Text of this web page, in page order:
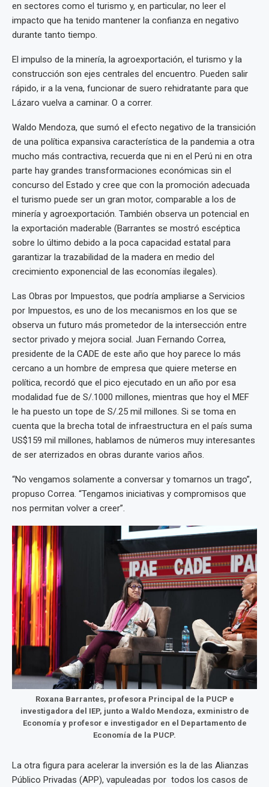
en sectores como el turismo y, en particular, no leer el
impacto que ha tenido mantener la confianza en negativo
durante tanto tiempo.
El impulso de la minería, la agroexportación, el turismo y la
construcción son ejes centrales del encuentro. Pueden salir
rápido, ir a la vena, funcionar de suero rehidratante para que
Lázaro vuelva a caminar. O a correr.
Waldo Mendoza, que sumó el efecto negativo de la transición
de una política expansiva característica de la pandemia a otra
mucho más contractiva, recuerda que ni en el Perú ni en otra
parte hay grandes transformaciones económicas sin el
concurso del Estado y cree que con la promoción adecuada
el turismo puede ser un gran motor, comparable a los de
minería y agroexportación. También observa un potencial en
la exportación maderable (Barrantes se mostró escéptica
sobre lo último debido a la poca capacidad estatal para
garantizar la trazabilidad de la madera en medio del
crecimiento exponencial de las economías ilegales).
Las Obras por Impuestos, que podría ampliarse a Servicios
por Impuestos, es uno de los mecanismos en los que se
observa un futuro más prometedor de la intersección entre
sector privado y mejora social. Juan Fernando Correa,
presidente de la CADE de este año que hoy parece lo más
cercano a un hombre de empresa que quiere meterse en
política, recordó que el pico ejecutado en un año por esa
modalidad fue de S/.1000 millones, mientras que hoy el MEF
le ha puesto un tope de S/.25 mil millones. Si se toma en
cuenta que la brecha total de infraestructura en el país suma
US$159 mil millones, hablamos de números muy interesantes
de ser aterrizados en obras durante varios años.
“No vengamos solamente a conversar y tomarnos un trago”,
propuso Correa. “Tengamos iniciativas y compromisos que
nos permitan volver a creer”.
Roxana Barrantes, profesora Principal de la PUCP e
investigadora del IEP, junto a Waldo Mendoza, exministro de
Economía y profesor e investigador en el Departamento de
Economía de la PUCP.
La otra figura para acelerar la inversión es la de las Alianzas
Público Privadas (APP), vapuleadas por todos los casos de